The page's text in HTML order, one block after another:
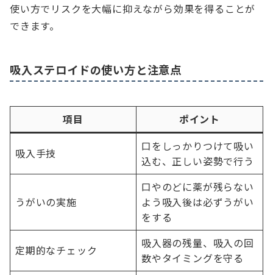
使い方でリスクを大幅に抑えながら効果を得ることが
できます。
吸入ステロイドの使い方と注意点
項目 ポイント
吸入手技
口をしっかりつけて吸い
込む、正しい姿勢で行う
うがいの実施
口やのどに薬が残らない
よう吸入後は必ずうがい
をする
定期的なチェック
吸入器の残量、吸入の回
数やタイミングを守る